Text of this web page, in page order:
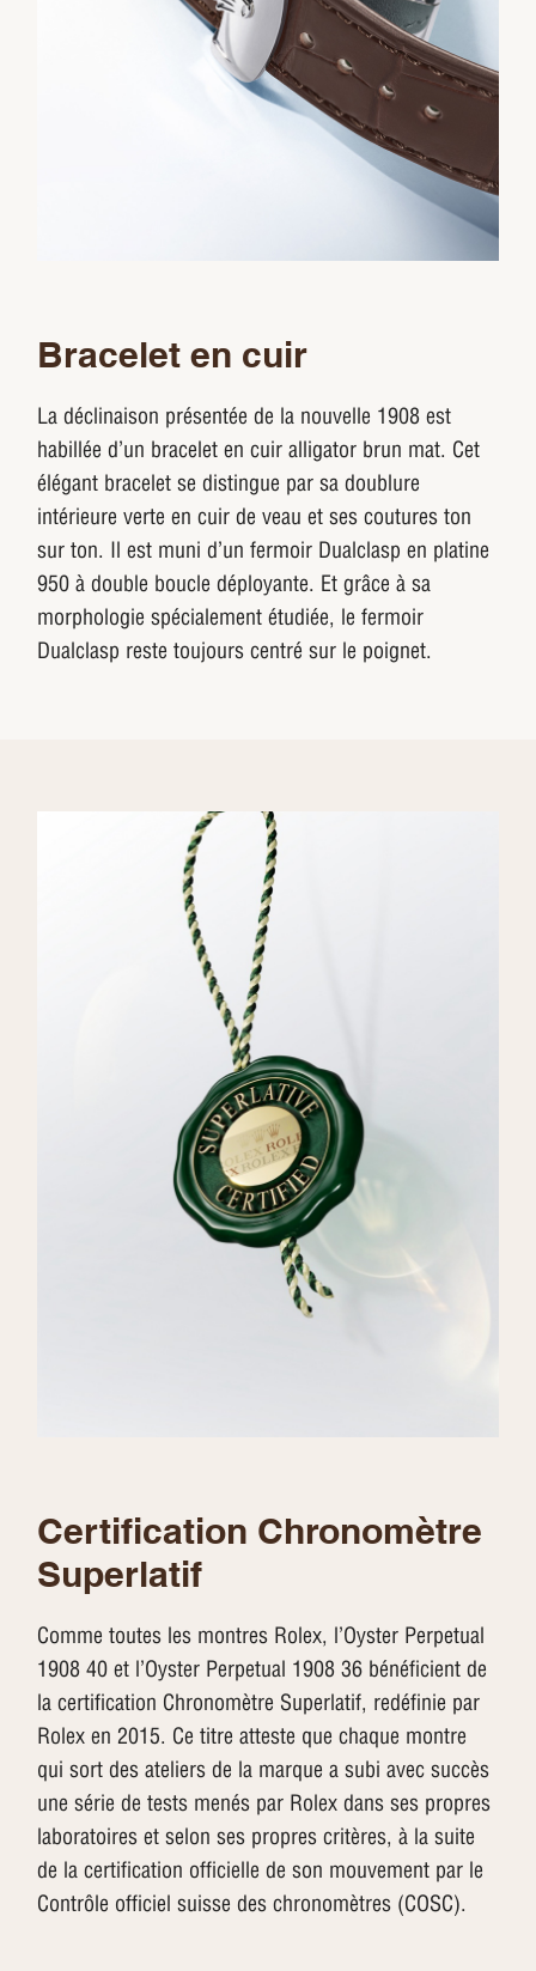
Bracelet en cuir
La déclinaison présentée de la nouvelle 1908 est
habillée d’un bracelet en cuir alligator brun mat. Cet
élégant bracelet se distingue par sa doublure
intérieure verte en cuir de veau et ses coutures ton
sur ton. Il est muni d’un fermoir Dualclasp en platine
950 à double boucle déployante. Et grâce à sa
morphologie spécialement étudiée, le fermoir
Dualclasp reste toujours centré sur le poignet.
Certification Chronomètre
Superlatif
Comme toutes les montres Rolex, l’Oyster Perpetual
1908 40 et l’Oyster Perpetual 1908 36 bénéficient de
la certification Chronomètre Superlatif, redéfinie par
Rolex en 2015. Ce titre atteste que chaque montre
qui sort des ateliers de la marque a subi avec succès
une série de tests menés par Rolex dans ses propres
laboratoires et selon ses propres critères, à la suite
de la certification officielle de son mouvement par le
Contrôle officiel suisse des chronomètres (COSC).